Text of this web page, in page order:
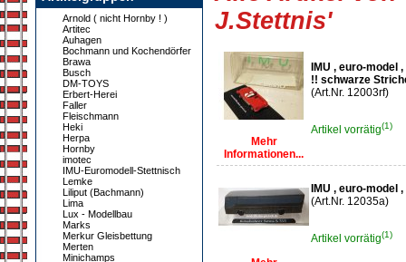
Arnold ( nicht Hornby ! )
Artitec
Auhagen
Bochmann und Kochendörfer
Brawa
Busch
DM-TOYS
Erbert-Herei
Faller
Fleischmann
Heki
Herpa
Hornby
imotec
IMU-Euromodell-Stettnisch
Lemke
Liliput (Bachmann)
Lima
Lux - Modellbau
Marks
Merkur Gleisbettung
Merten
Minichamps
J.Stettnis'
Mehr
Informationen...
IMU , euro-
!! schwarze
(Art.Nr. 12003rf)
Artikel vorrätig(1)
IMU , euro-
(Art.Nr. 12035a)
Artikel vorrätig(1)